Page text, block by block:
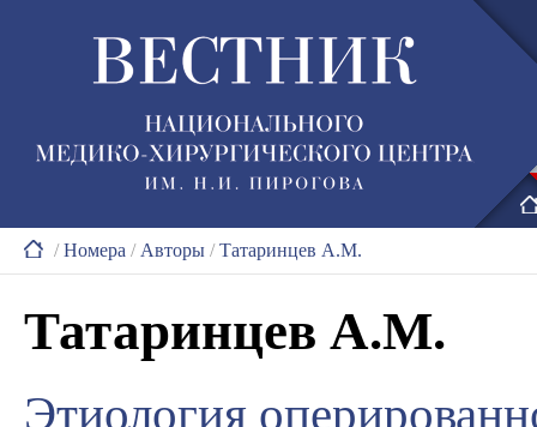
/Номера / Авторы /Татаринцев А.М.
Татаринцев А.М.
Этиология